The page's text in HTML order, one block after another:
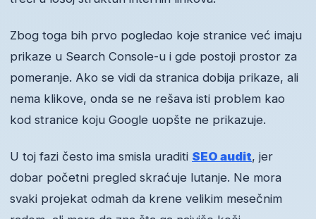
Zbog toga bih prvo pogledao koje stranice već imaju
prikaze u Search Console-u i gde postoji prostor za
pomeranje. Ako se vidi da stranica dobija prikaze, ali
nema klikove, onda se ne rešava isti problem kao
kod stranice koju Google uopšte ne prikazuje.
U toj fazi često ima smisla uraditi SEO audit, jer
dobar početni pregled skraćuje lutanje. Ne mora
svaki projekat odmah da krene velikim mesečnim